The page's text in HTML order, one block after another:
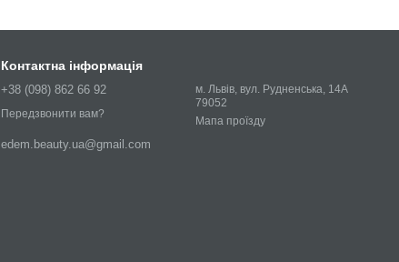
Контактна інформація
+38 (098) 862 66 92
Передзвонити вам?
edem.beauty.ua@gmail.com
м. Львів, вул. Рудненська, 14А
79052
Мапа проїзду